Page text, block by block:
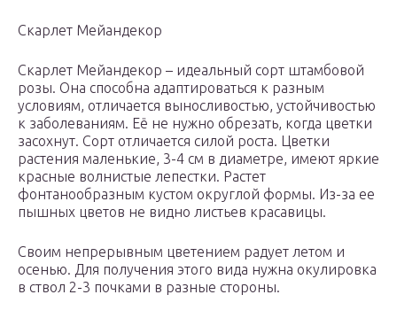
Скарлет Мейандекор
Скарлет Мейандекор – идеальный сорт штамбовой
розы. Она способна адаптироваться к разным
условиям, отличается выносливостью, устойчивостью
к заболеваниям. Её не нужно обрезать, когда цветки
засохнут. Сорт отличается силой роста. Цветки
растения маленькие, 3-4 см в диаметре, имеют яркие
красные волнистые лепестки. Растет
фонтанообразным кустом округлой формы. Из-за ее
пышных цветов не видно листьев красавицы.
Своим непрерывным цветением радует летом и
осенью. Для получения этого вида нужна окулировка
в ствол 2-3 почками в разные стороны.